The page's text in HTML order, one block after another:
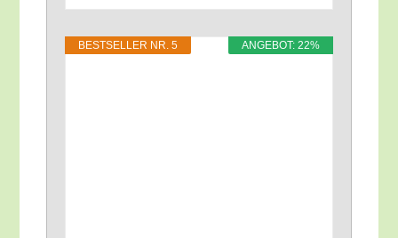
ANGE­BOT: 22%
BEST­SEL­LER NR. 5